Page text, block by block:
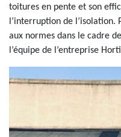
toitures en pente et son
l’interruption de
aux normes dans le cadre
l’équipe de l’entreprise